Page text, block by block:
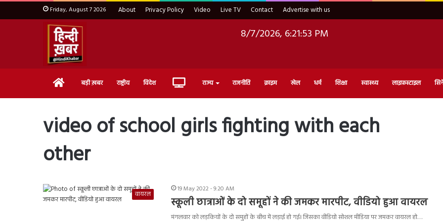
Friday, August 7 2026 About Privacy Policy Video Live TV Contact Advertise with us
8/7/2026, 6:21:54 PM
Home बड़ी ख़बर राष्ट्रीय विदेश Live राज्य राजनीति क्राइम खेल धर्म शिक्षा स्वास्थ्य लाइफ़स्टाइल
video of school girls fighting with each
other
वायरल
19 May 2022 - 9:20 AM
स्कूली छात्राओं के दो समूहों ने की जमकर मारपीट, वीडियो हुआ वायरल
मंगलवार को लड़कियों के दो समुहों के बीच में लड़ाई हो गई। जिसका वीडियो सोशल मीडिया पर जमकर वायरल हो…